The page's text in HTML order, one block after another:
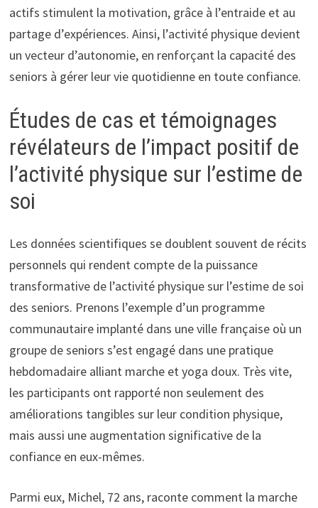
actifs stimulent la motivation, grâce à l’entraide et au
partage d’expériences. Ainsi, l’activité physique devient
un vecteur d’autonomie, en renforçant la capacité des
seniors à gérer leur vie quotidienne en toute confiance.
Études de cas et témoignages
révélateurs de l’impact positif de
l’activité physique sur l’estime de
soi
Les données scientifiques se doublent souvent de récits
personnels qui rendent compte de la puissance
transformative de l’activité physique sur l’estime de soi
des seniors. Prenons l’exemple d’un programme
communautaire implanté dans une ville française où un
groupe de seniors s’est engagé dans une pratique
hebdomadaire alliant marche et yoga doux. Très vite,
les participants ont rapporté non seulement des
améliorations tangibles sur leur condition physique,
mais aussi une augmentation significative de la
confiance en eux-mêmes.
Parmi eux, Michel, 72 ans, raconte comment la marche